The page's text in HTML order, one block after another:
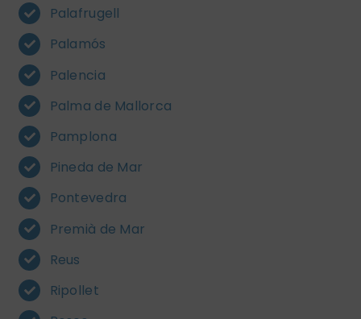
Palafrugell
Palamós
Palencia
Palma de Mallorca
Pamplona
Pineda de Mar
Pontevedra
Premià de Mar
Reus
Ripollet